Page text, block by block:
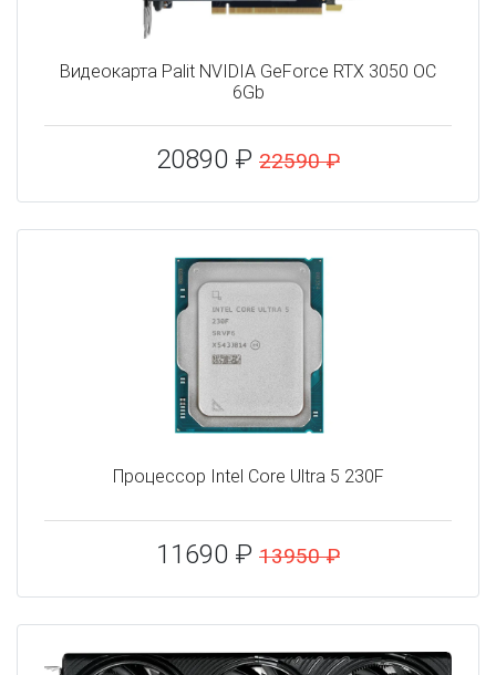
Видеокарта Palit NVIDIA GeForce RTX 3050 OC
6Gb
20890 ₽ 22590 ₽
Процессор Intel Core Ultra 5 230F
11690 ₽ 13950 ₽